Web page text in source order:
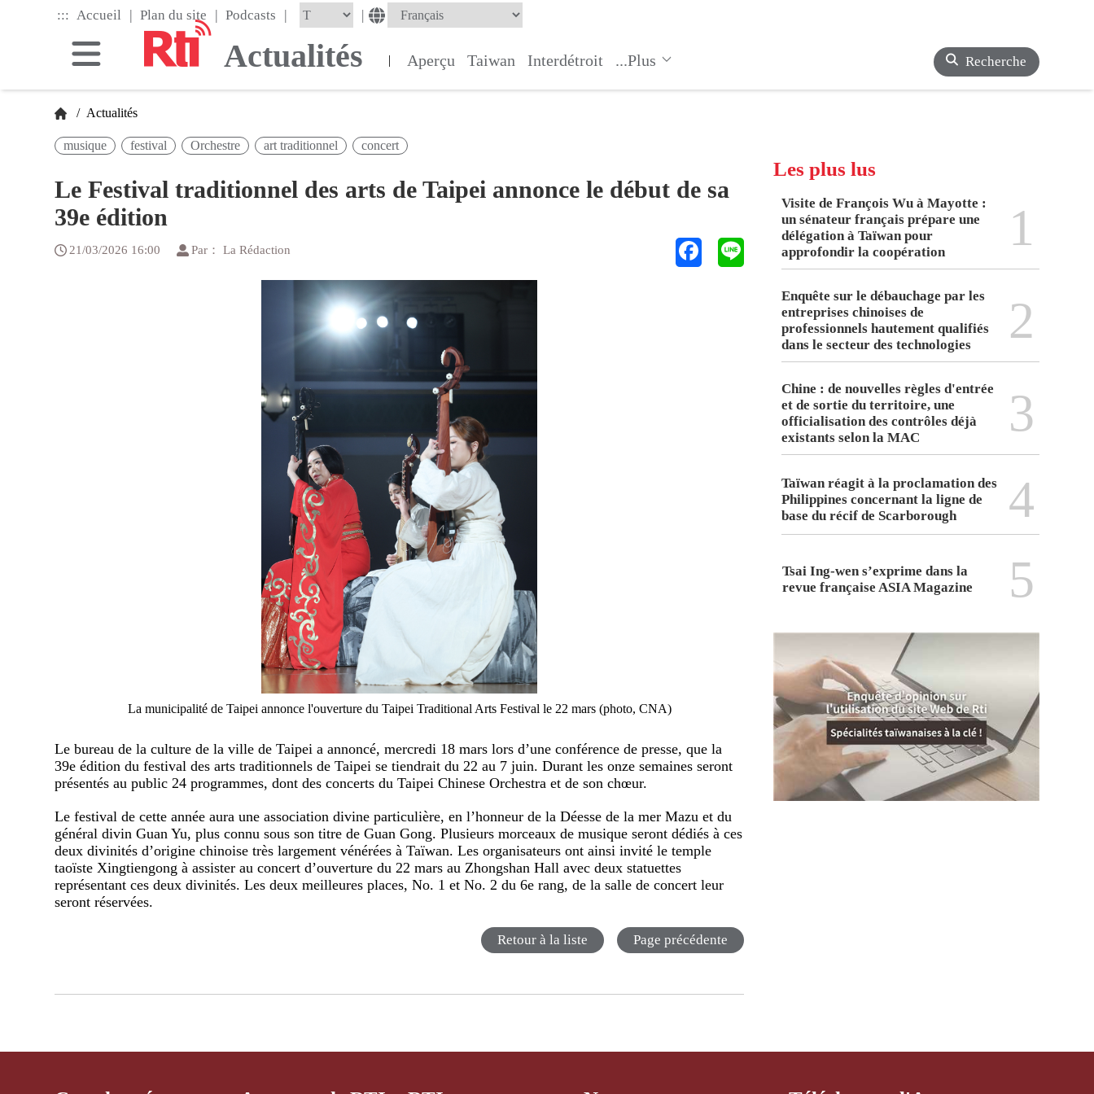
::: Accueil | Plan du site | Podcasts | |
Actualités | Aperçu Taiwan Interdétroit ...Plus Recherche
/ Actualités
musique festival Orchestre art traditionnel concert
Le Festival traditionnel des arts de Taipei annonce le début de sa
39e édition
21/03/2026 16:00 Par： La Rédaction
La municipalité de Taipei annonce l'ouverture du Taipei Traditional Arts Festival le 22 mars (photo, CNA)
Le bureau de la culture de la ville de Taipei a annoncé, mercredi 18 mars lors d’une conférence de presse, que la
39e édition du festival des arts traditionnels de Taipei se tiendrait du 22 au 7 juin. Durant les onze semaines seront
présentés au public 24 programmes, dont des concerts du Taipei Chinese Orchestra et de son chœur.
Le festival de cette année aura une association divine particulière, en l’honneur de la Déesse de la mer Mazu et du
général divin Guan Yu, plus connu sous son titre de Guan Gong. Plusieurs morceaux de musique seront dédiés à ces
deux divinités d’origine chinoise très largement vénérées à Taïwan. Les organisateurs ont ainsi invité le temple
taoïste Xingtiengong à assister au concert d’ouverture du 22 mars au Zhongshan Hall avec deux statuettes
représentant ces deux divinités. Les deux meilleures places, No. 1 et No. 2 du 6e rang, de la salle de concert leur
seront réservées.
Retour à la liste Page précédente
Les plus lus
Visite de François Wu à Mayotte :
un sénateur français prépare une
délégation à Taïwan pour
approfondir la coopération
1
Enquête sur le débauchage par les
entreprises chinoises de
professionnels hautement qualifiés
dans le secteur des technologies
2
Chine : de nouvelles règles d'entrée
et de sortie du territoire, une
officialisation des contrôles déjà
existants selon la MAC
3
Taïwan réagit à la proclamation des
Philippines concernant la ligne de
base du récif de Scarborough
4
Tsai Ing-wen s’exprime dans la
revue française ASIA Magazine
5